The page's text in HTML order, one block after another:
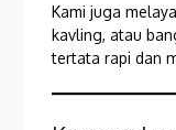
Kami juga
kavling, atau
tertata rapi dan